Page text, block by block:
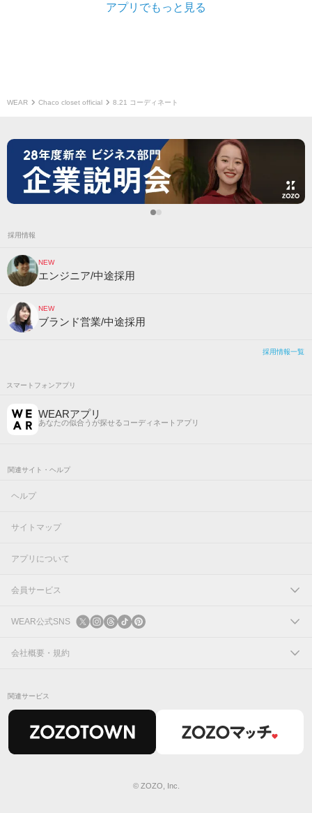
アプリでもっと見る
WEAR Chaco closet official 8.21 コーディネート
採用情報
NEW
エンジニア/中途採用
NEW
ブランド営業/中途採用
採用情報一覧
スマートフォンアプリ
WEARアプリ
あなたの似合うが探せるコーディネートアプリ
関連サイト・ヘルプ
ヘルプ
サイトマップ
アプリについて
会員サービス
ログイン
新規会員登録
WEAR公式SNS
X
会社概要・規約
関連サービス
© ZOZO, Inc.